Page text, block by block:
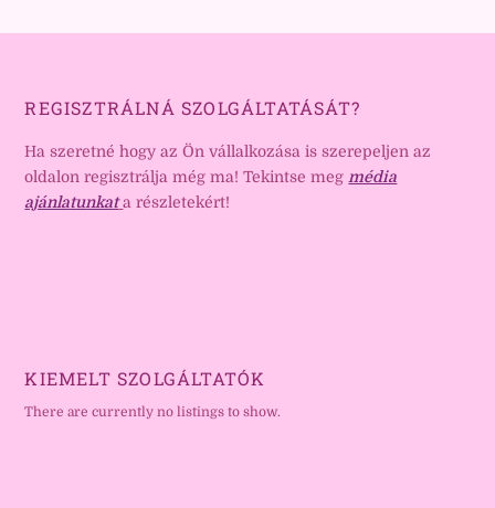
REGISZTRÁLNÁ SZOLGÁLTATÁSÁT?
Ha szeretné hogy az Ön vállalkozása is szerepeljen az
oldalon regisztrálja még ma! Tekintse megmédia
ajánlatunkat a részletekért!
KIEMELT SZOLGÁLTATÓK
There are currently no listings to show.